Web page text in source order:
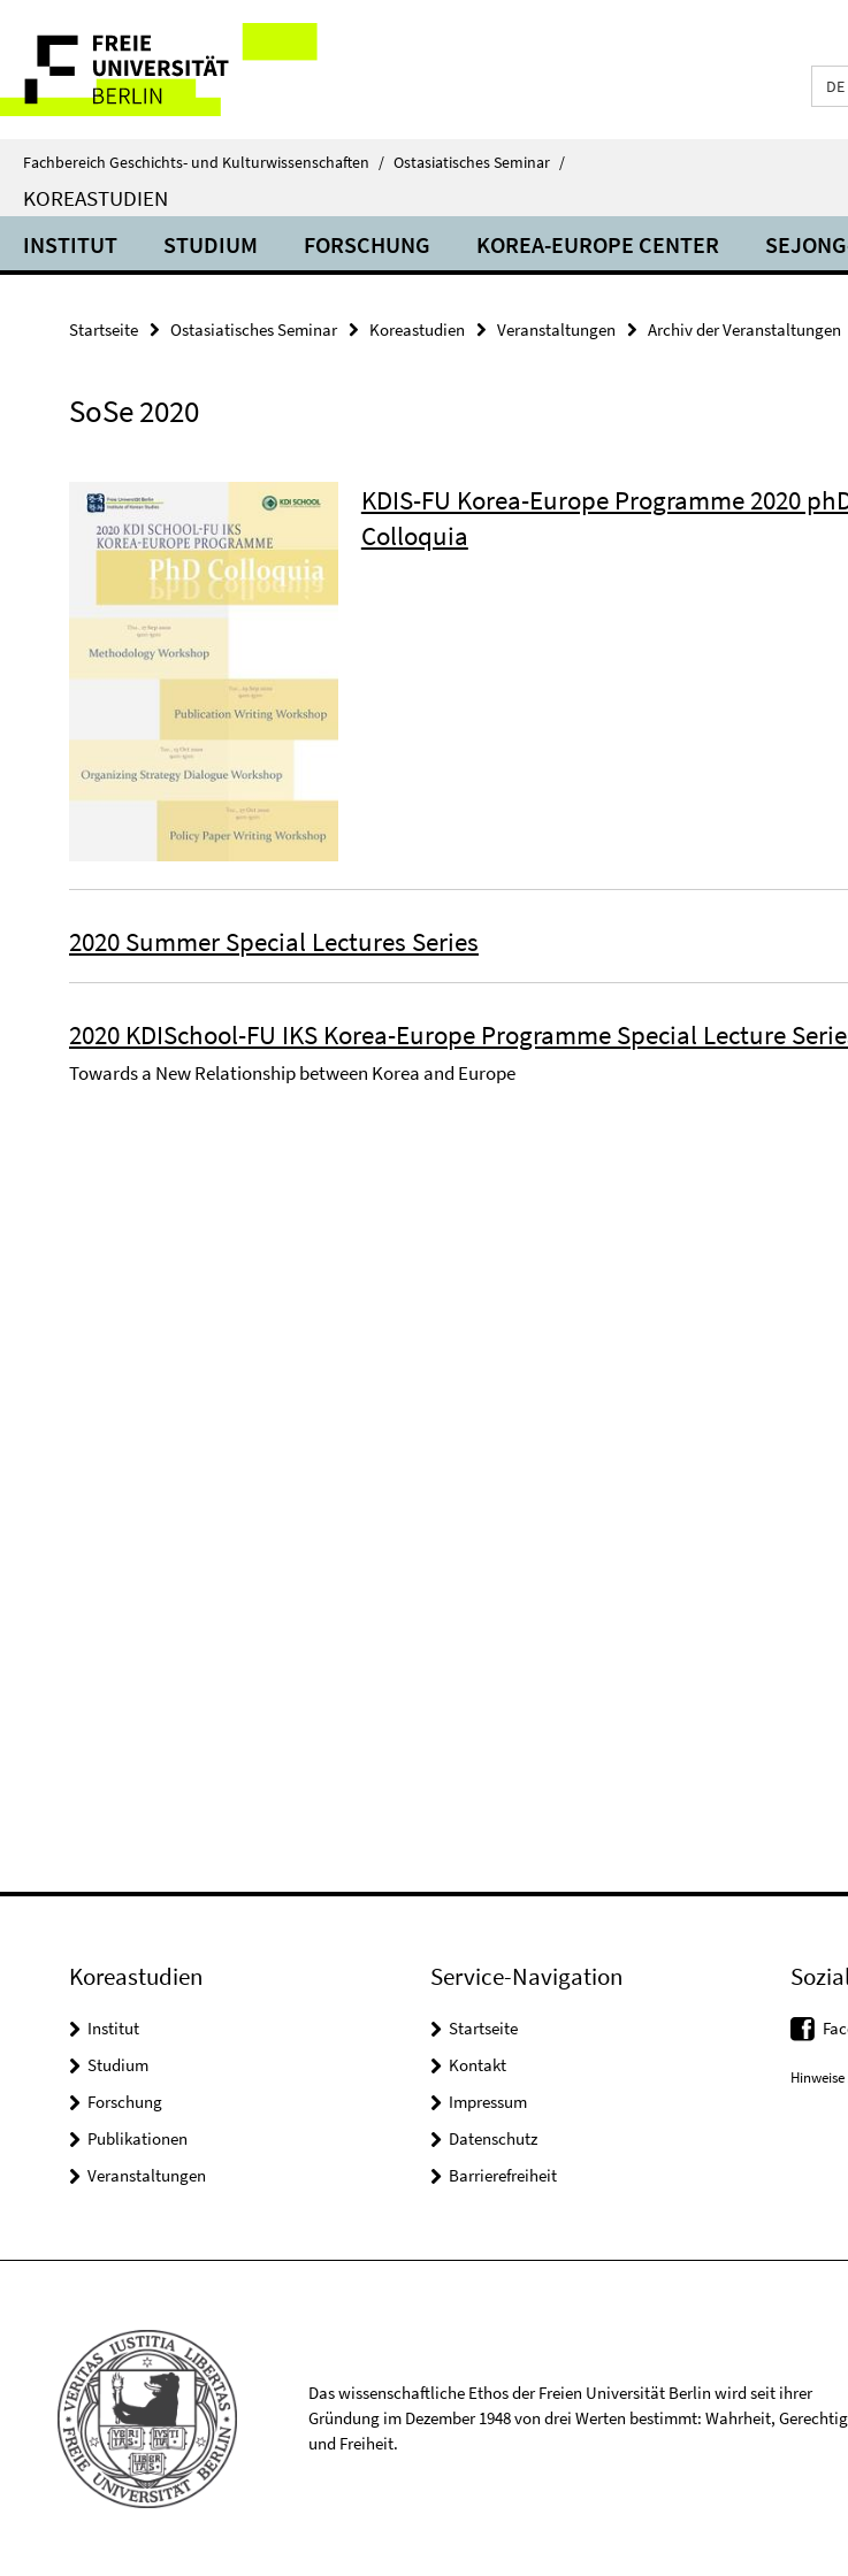
direkt
Inhalt
Service-
Navigation
DE
Fachbereich Geschichts- und Kulturwissenschaften / Ostasiatisches Seminar /
KOREASTUDIEN
INSTITUT STUDIUM FORSCHUNG KOREA-EUROPE CENTER
Startseite Ostasiatisches Seminar Koreastudien Veranstaltungen Archiv der Veranstaltungen
SoSe 2020
KDIS-FU Korea-Europe Programme 2020
Colloquia
2020 Summer Special Lectures Series
2020 KDISchool-FU IKS Korea-Europe Programme Special Lecture
Towards a New Relationship between Korea and Europe
Koreastudien
Institut
Studium
Forschung
Publikationen
Veranstaltungen
Service-Navigation
Startseite
Kontakt
Impressum
Datenschutz
Barrierefreiheit
Das wissenschaftliche Ethos der Freien Universität Berlin wird seit ihrer
Gründung im Dezember 1948 von drei Werten bestimmt: Wahrheit,
und Freiheit.